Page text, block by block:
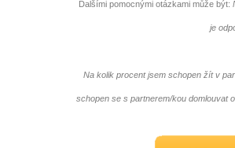
Dalšími pomocnými otázkami může být:
je
Na kolik procent jsem schopen žít v
schopen se s partnerem/kou domlouvat